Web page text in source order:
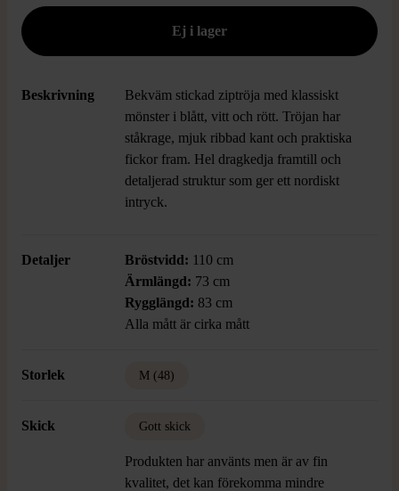
Beskrivning
Bekväm stickad ziptröja med klassiskt
mönster i blått, vitt och rött. Tröjan har
ståkrage, mjuk ribbad kant och praktiska
fickor fram. Hel dragkedja framtill och
detaljerad struktur som ger ett nordiskt
intryck.
Detaljer Bröstvidd: 110 cm
Ärmlängd: 73 cm
Rygglängd: 83 cm
Alla mått är cirka mått
Storlek M (48)
Skick Gott skick
Produkten har använts men är av fin
kvalitet, det kan förekomma mindre